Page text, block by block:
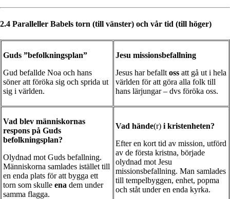
2.4 Paralleller Babels torn (till vänster) och vår tid (till höger)
Guds ”befolkningsplan”
Gud befallde Noa och hans
söner att föröka sig och sprida ut
sig i världen.
Jesu missionsbefallning
Jesus har befallt oss att gå ut i hela
världen för att göra alla folk till
hans lärjungar – dvs föröka oss.
Vad blev människornas
respons på Guds
befolkningsplan?
Olydnad mot Guds befallning.
Människorna samlades istället till
en enda plats för att bygga ett
torn som skulle ena dem under
samma flagga.
Vad hände(r) i kristenheten?
Efter en kort tid av mission, utförd
av de första kristna, började
olydnad mot Jesu
missionsbefallning. Man samlades
till tempelbyggen, enhet, popma
och ståt under en enda kyrka.